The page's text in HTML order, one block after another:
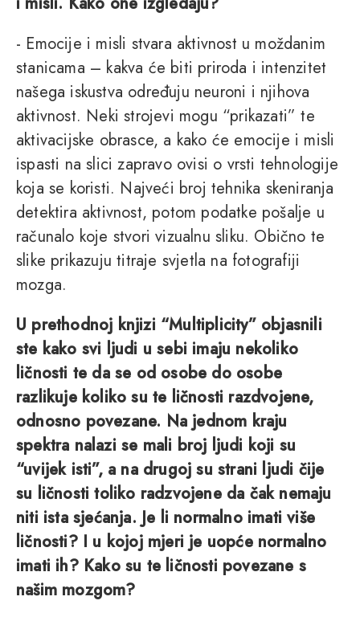
- Emocije i misli stvara aktivnost u moždanim
stanicama – kakva će biti priroda i intenzitet
našega iskustva određuju neuroni i njihova
aktivnost. Neki strojevi mogu “prikazati” te
aktivacijske obrasce, a kako će emocije i misli
ispasti na slici zapravo ovisi o vrsti tehnologije
koja se koristi. Najveći broj tehnika skeniranja
detektira aktivnost, potom podatke pošalje u
računalo koje stvori vizualnu sliku. Obično te
slike prikazuju titraje svjetla na fotografiji
mozga.
U prethodnoj knjizi “Multiplicity” objasnili
ste kako svi ljudi u sebi imaju nekoliko
ličnosti te da se od osobe do osobe
razlikuje koliko su te ličnosti razdvojene,
odnosno povezane. Na jednom kraju
spektra nalazi se mali broj ljudi koji su
“uvijek isti”, a na drugoj su strani ljudi čije
su ličnosti toliko radzvojene da čak nemaju
niti ista sjećanja. Je li normalno imati više
ličnosti? I u kojoj mjeri je uopće normalno
imati ih? Kako su te ličnosti povezane s
našim mozgom?